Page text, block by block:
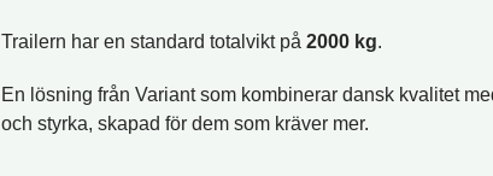
Trailern har en standard totalvikt på 2000 kg.
En lösning från Variant som kombinerar dansk kvalitet
och styrka, skapad för dem som kräver mer.